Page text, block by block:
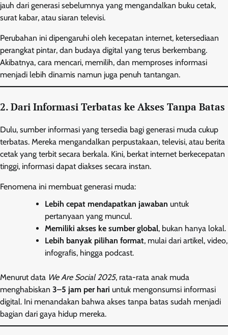
jauh dari generasi sebelumnya yang mengandalkan buku cetak,
surat kabar, atau siaran televisi.
Perubahan ini dipengaruhi oleh kecepatan internet, ketersediaan
perangkat pintar, dan budaya digital yang terus berkembang.
Akibatnya, cara mencari, memilih, dan memproses informasi
menjadi lebih dinamis namun juga penuh tantangan.
2. Dari Informasi Terbatas ke Akses Tanpa Batas
Dulu, sumber informasi yang tersedia bagi generasi muda cukup
terbatas. Mereka mengandalkan perpustakaan, televisi, atau berita
cetak yang terbit secara berkala. Kini, berkat internet berkecepatan
tinggi, informasi dapat diakses secara instan.
Fenomena ini membuat generasi muda:
Lebih cepat mendapatkan jawaban untuk
pertanyaan yang muncul.
Memiliki akses ke sumber global, bukan hanya lokal.
Lebih banyak pilihan format, mulai dari artikel, video,
infografis, hingga podcast.
Menurut data We Are Social 2025, rata-rata anak muda
menghabiskan 3–5 jam per hari untuk mengonsumsi informasi
digital. Ini menandakan bahwa akses tanpa batas sudah menjadi
bagian dari gaya hidup mereka.